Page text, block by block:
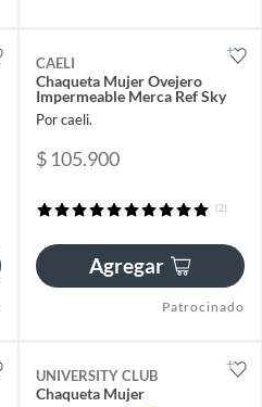
CAELI
Chaqueta Mujer Ovejero
Impermeable Merca Ref Sky
Por caeli.
$ 105.900
(2)
Agregar
Patrocinado
UNIVERSITY CLUB
Chaqueta Mujer